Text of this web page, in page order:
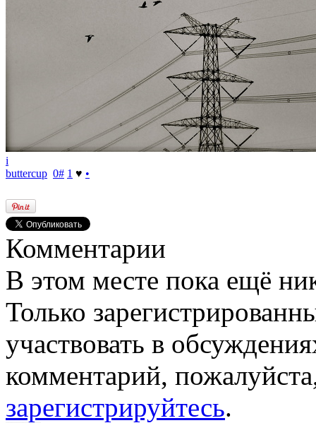
i
buttercup 0# 1 ♥ •
Комментарии
В этом месте пока ещё
Только
участвовать в
комментарий,
зарегистрируйтесь.